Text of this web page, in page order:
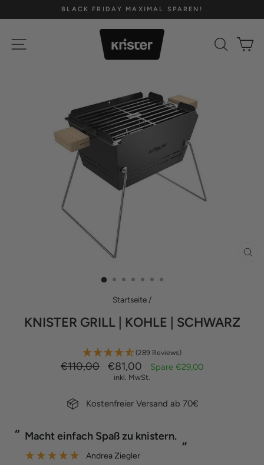
Pause
Diashow
BLACK FRIDAY MAXIMAL SPAREN!
SEITENNAVIGATION
Startseite /
KNISTER GRILL | KOHLE | SCHWARZ
(289 Reviews)
Normaler
€110,00 Sonderpreis
€81,00 Spare €29,00
inkl. MwSt.
Kostenfreier Versand ab 70€
“
”
Macht einfach Spaß zu knistern.
Andrea Ziegler